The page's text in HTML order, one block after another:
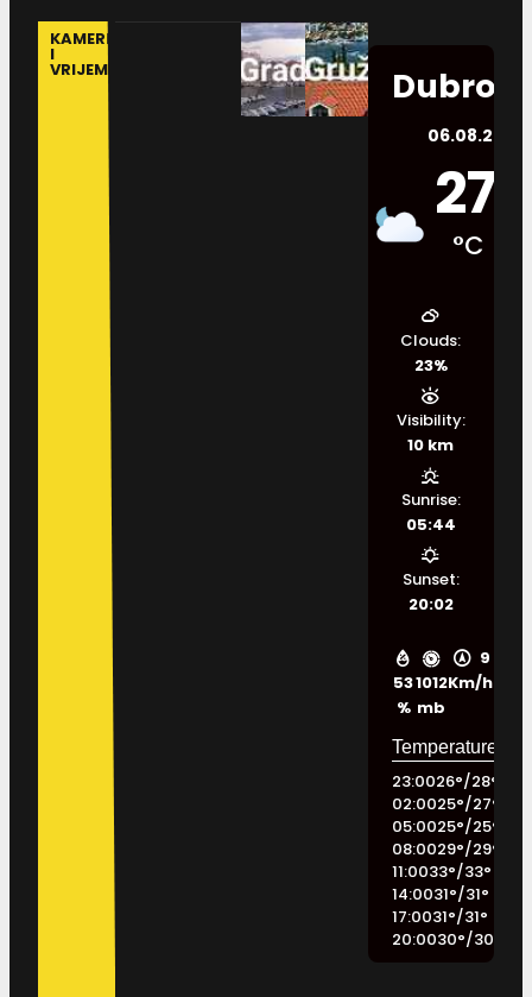
KAMERE
I
VRIJEME
06.08.2026.
27
°C
53
%
1012
mb
9
Km/h
Clouds:
23%
Visibility:
10 km
Sunrise:
05:44
Sunset:
20:02
23:0026°/28°
02:0025°/27°
05:0025°/25°
08:0029°/29°
11:0033°/33°
14:0031°/31°
17:0031°/31°
20:0030°/30